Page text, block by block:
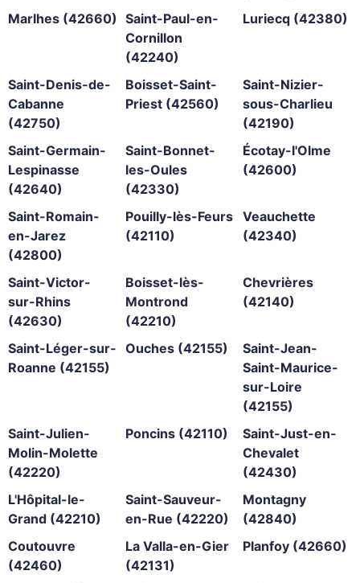
Marlhes (42660) Saint-Paul-en-
Cornillon
(42240)
Luriecq (42380)
Saint-Denis-de-
Cabanne
(42750)
Boisset-Saint-
Priest (42560)
Saint-Nizier-
sous-Charlieu
(42190)
Saint-Germain-
Lespinasse
(42640)
Saint-Bonnet-
les-Oules
(42330)
Écotay-l'Olme
(42600)
Saint-Romain-
en-Jarez
(42800)
Pouilly-lès-Feurs
(42110)
Veauchette
(42340)
Saint-Victor-
sur-Rhins
(42630)
Boisset-lès-
Montrond
(42210)
Chevrières
(42140)
Saint-Léger-sur-
Roanne (42155)
Ouches (42155)
Saint-Jean-
Saint-Maurice-
sur-Loire
(42155)
Saint-Julien-
Molin-Molette
(42220)
Poncins (42110)
Saint-Just-en-
Chevalet
(42430)
L'Hôpital-le-
Grand (42210)
Saint-Sauveur-
en-Rue (42220)
Montagny
(42840)
Coutouvre
(42460)
La Valla-en-Gier
(42131)
Planfoy (42660)